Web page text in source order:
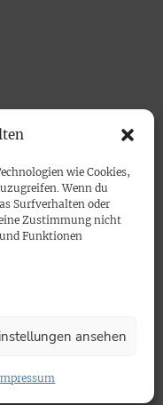
wie Cookies,
Wenn du
Surfverhalten oder
Zustimmung nicht
Funktionen
ansehen